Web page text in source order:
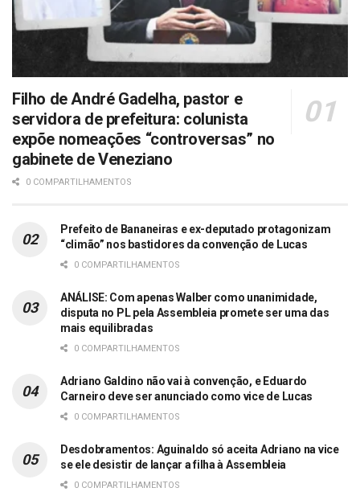
Filho de André Gadelha, pastor e
servidora de prefeitura: colunista
expõe nomeações “controversas” no
gabinete de Veneziano
0 COMPARTILHAMENTOS
Prefeito de Bananeiras e ex-deputado protagonizam
“climão” nos bastidores da convenção de Lucas
0 COMPARTILHAMENTOS
ANÁLISE: Com apenas Walber como unanimidade,
disputa no PL pela Assembleia promete ser uma das
mais equilibradas
0 COMPARTILHAMENTOS
Adriano Galdino não vai à convenção, e Eduardo
Carneiro deve ser anunciado como vice de Lucas
0 COMPARTILHAMENTOS
Desdobramentos: Aguinaldo só aceita Adriano na vice
se ele desistir de lançar a filha à Assembleia
0 COMPARTILHAMENTOS